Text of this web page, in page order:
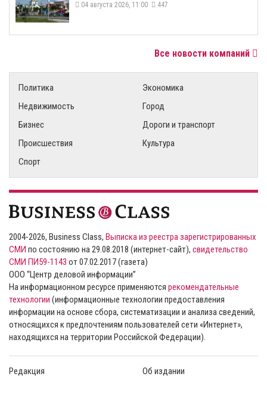
04 августа 2026, 11:00 447
Все новости компаний
Политика
Экономика
Недвижимость
Город
Бизнес
Дороги и транспорт
Происшествия
Культура
Спорт
2004-2026, Business Class, Выписка из реестра зарегистрированных
СМИ по состоянию на 29.08.2018 (интернет-сайт), свидетельство
СМИ ПИ59-1143 от 07.02.2017 (газета)
ООО “Центр деловой информации”
На информационном ресурсе применяются рекомендательные
технологии (информационные технологии предоставления
информации на основе сбора, систематизации и анализа сведений,
относящихся к предпочтениям пользователей сети «Интернет»,
находящихся на территории Российской Федерации).
Редакция Об издании